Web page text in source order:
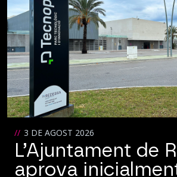
3 DE AGOST 2026
L’Ajuntament de
aprova